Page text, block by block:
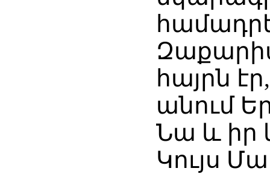
հայրն
անում
Նա և իր
Կույս